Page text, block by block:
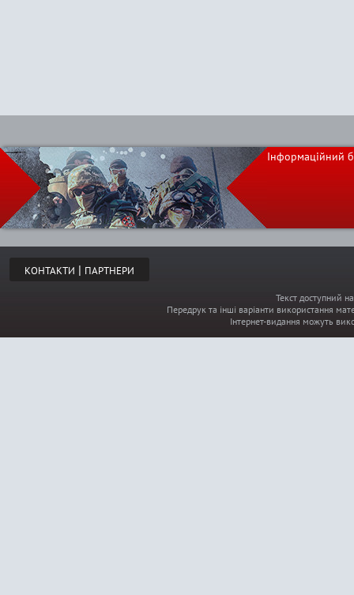
Інформаційний
КОНТАКТИ | ПАРТНЕРИ
Текст доступний
Передрук та інші варіанти використання
Інтернет-видання можуть